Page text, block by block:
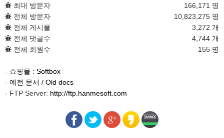
최대 방문자
166,171 명
전체 방문자
10,823,275 명
전체 게시물
3,272 개
전체 댓글수
4,744 개
전체 회원수
155 명
- 쇼핑몰 : Softbox
- 예전 문서 / Old docs
- FTP Server: http://ftp.hanmesoft.com